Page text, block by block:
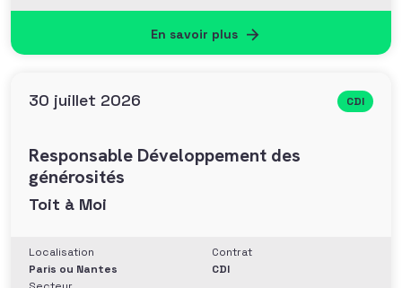
En savoir plus
30 juillet 2026 CDI
Responsable Développement des
générosités
Toit à Moi
Localisation
Paris ou Nantes
Contrat
CDI